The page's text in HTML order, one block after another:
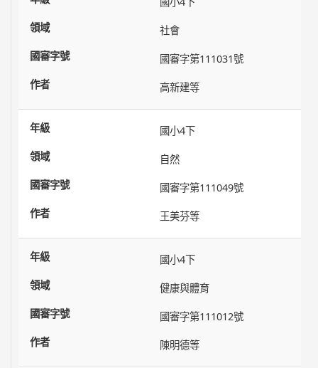
社會
國審字第111031號
高新建等
國小4下
自然
國審字第111049號
王美芬等
國小4下
健康與體育
國審字第111012號
陳明德等